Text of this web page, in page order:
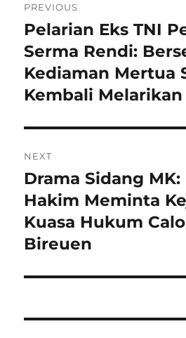
pos
PREVIOUS
Previous
post:
Pelarian Eks TNI
Serma Rendi:
Kediaman Mertua
Kembali
NEXT
Next
post:
Drama Sidang
Hakim Meminta
Kuasa Hukum
Bireuen